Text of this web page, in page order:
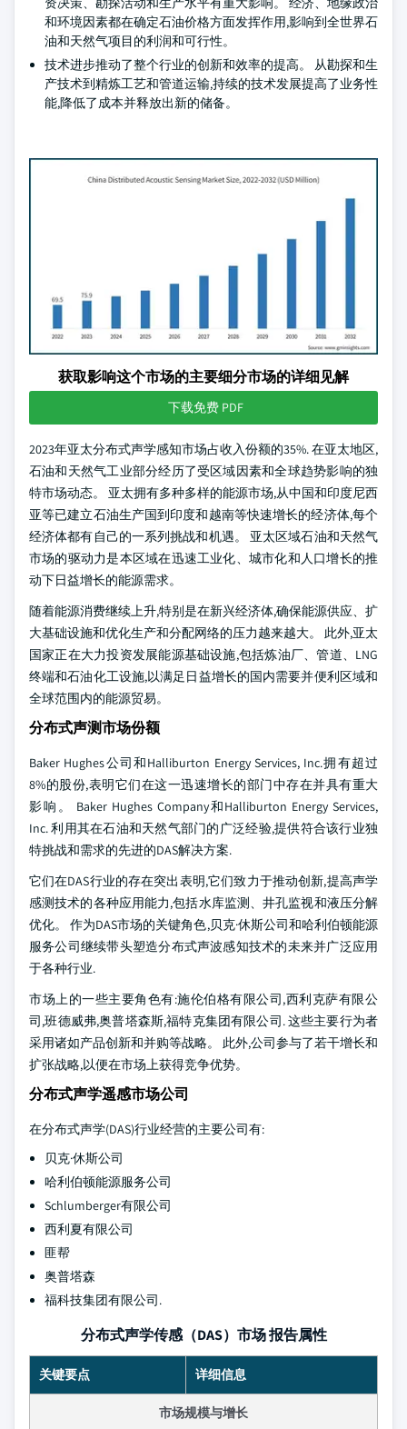
和环境因素都在确定石油价格方面发挥作用,影响到全世界石
油和天然气项目的利润和可行性。
技术进步推动了整个行业的创新和效率的提高。 从勘探和生
产技术到精炼工艺和管道运输,持续的技术发展提高了业务性
能,降低了成本并释放出新的储备。
获取影响这个市场的主要细分市场的详细见解
下载免费 PDF
2023年亚太分布式声学感知市场占收入份额的35%. 在亚太地区,
石油和天然气工业部分经历了受区域因素和全球趋势影响的独
特市场动态。 亚太拥有多种多样的能源市场,从中国和印度尼西
亚等已建立石油生产国到印度和越南等快速增长的经济体,每个
经济体都有自己的一系列挑战和机遇。 亚太区域石油和天然气
市场的驱动力是本区域在迅速工业化、城市化和人口增长的推
动下日益增长的能源需求。
随着能源消费继续上升,特别是在新兴经济体,确保能源供应、扩
大基础设施和优化生产和分配网络的压力越来越大。 此外,亚太
国家正在大力投资发展能源基础设施,包括炼油厂、管道、LNG
终端和石油化工设施,以满足日益增长的国内需要并便利区域和
全球范围内的能源贸易。
分布式声测市场份额
Baker Hughes公司和Halliburton Energy Services, Inc.拥有超过
8%的股份,表明它们在这一迅速增长的部门中存在并具有重大
影响。 Baker Hughes Company和Halliburton Energy Services,
Inc. 利用其在石油和天然气部门的广泛经验,提供符合该行业独
特挑战和需求的先进的DAS解决方案.
它们在DAS行业的存在突出表明,它们致力于推动创新,提高声学
感测技术的各种应用能力,包括水库监测、井孔监视和液压分解
优化。 作为DAS市场的关键角色,贝克·休斯公司和哈利伯顿能源
服务公司继续带头塑造分布式声波感知技术的未来并广泛应用
于各种行业.
市场上的一些主要角色有:施伦伯格有限公司,西利克萨有限公
司,班德威弗,奥普塔森斯,福特克集团有限公司. 这些主要行为者
采用诸如产品创新和并购等战略。 此外,公司参与了若干增长和
扩张战略,以便在市场上获得竞争优势。
分布式声学遥感市场公司
在分布式声学(DAS)行业经营的主要公司有:
贝克·休斯公司
哈利伯顿能源服务公司
Schlumberger有限公司
西利夏有限公司
匪帮
奥普塔森
福科技集团有限公司.
分布式声学传感（DAS）市场 报告属性
关键要点 详细信息
市场规模与增长